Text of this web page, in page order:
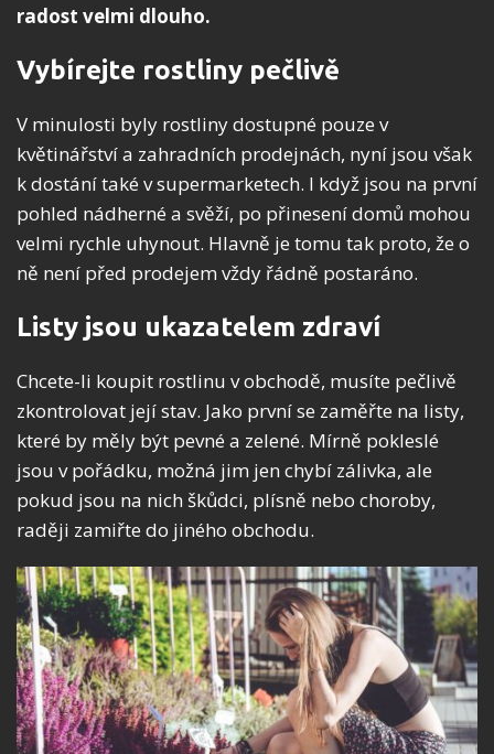
radost velmi dlouho.
Vybírejte rostliny pečlivě
V minulosti byly rostliny dostupné pouze v
květinářství a zahradních prodejnách, nyní jsou však
k dostání také v supermarketech. I když jsou na první
pohled nádherné a svěží, po přinesení domů mohou
velmi rychle uhynout. Hlavně je tomu tak proto, že o
ně není před prodejem vždy řádně postaráno.
Listy jsou ukazatelem zdraví
Chcete-li koupit rostlinu v obchodě, musíte pečlivě
zkontrolovat její stav. Jako první se zaměřte na listy,
které by měly být pevné a zelené. Mírně pokleslé
jsou v pořádku, možná jim jen chybí zálivka, ale
pokud jsou na nich škůdci, plísně nebo choroby,
raději zamiřte do jiného obchodu.